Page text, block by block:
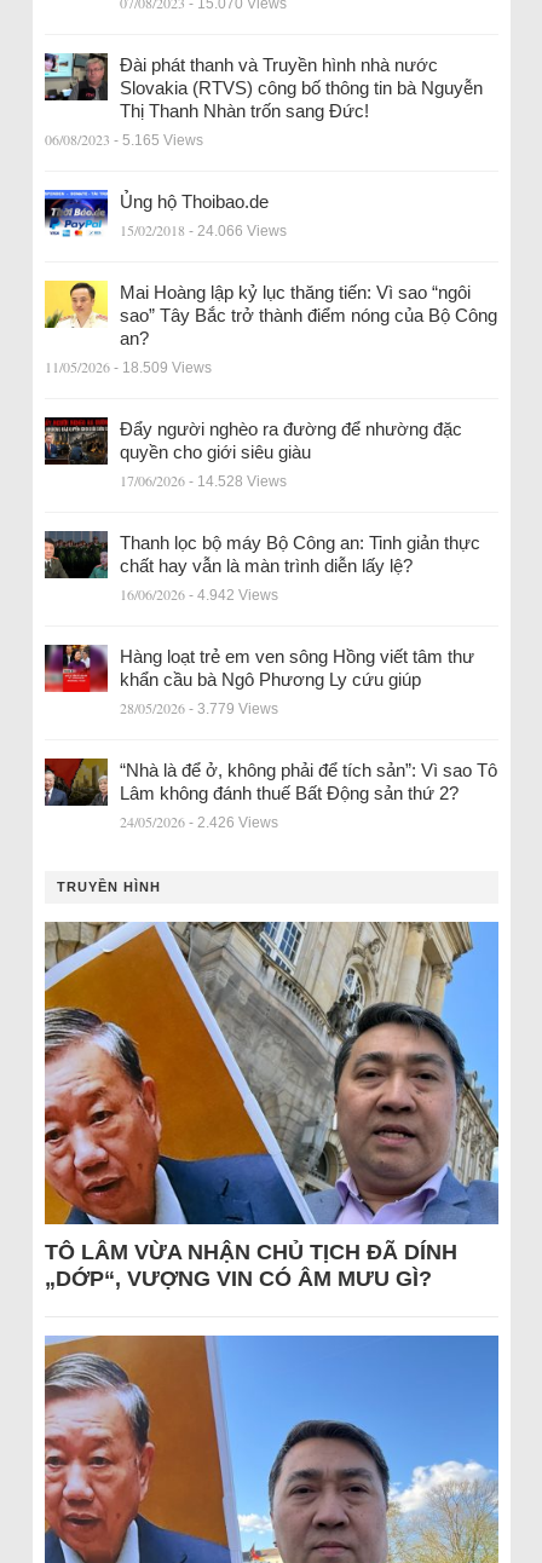
- 15.070 Views
Đài phát thanh và Truyền hình nhà nước
Slovakia (RTVS) công bố thông tin bà Nguyễn
Thị Thanh Nhàn trốn sang Đức!
06/08/2023 - 5.165 Views
Ủng hộ Thoibao.de
15/02/2018 - 24.066 Views
Mai Hoàng lập kỷ lục thăng tiến: Vì sao “ngôi
sao” Tây Bắc trở thành điểm nóng của Bộ Công
an?
11/05/2026 - 18.509 Views
Đẩy người nghèo ra đường để nhường đặc
quyền cho giới siêu giàu
17/06/2026 - 14.528 Views
Thanh lọc bộ máy Bộ Công an: Tinh giản thực
chất hay vẫn là màn trình diễn lấy lệ?
16/06/2026 - 4.942 Views
Hàng loạt trẻ em ven sông Hồng viết tâm thư
khẩn cầu bà Ngô Phương Ly cứu giúp
28/05/2026 - 3.779 Views
“Nhà là để ở, không phải để tích sản”: Vì sao Tô
Lâm không đánh thuế Bất Động sản thứ 2?
24/05/2026 - 2.426 Views
TRUYỀN HÌNH
TÔ LÂM VỪA NHẬN CHỦ TỊCH ĐÃ DÍNH
„DỚP“, VƯỢNG VIN CÓ ÂM MƯU GÌ?